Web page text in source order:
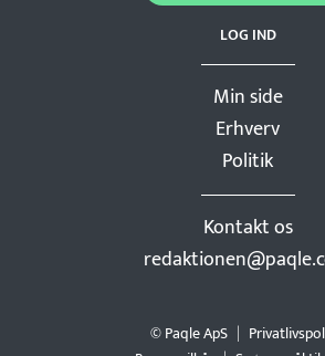
Min side
Erhverv
Politik
Kontakt os
LOG IND
© Paqle ApS